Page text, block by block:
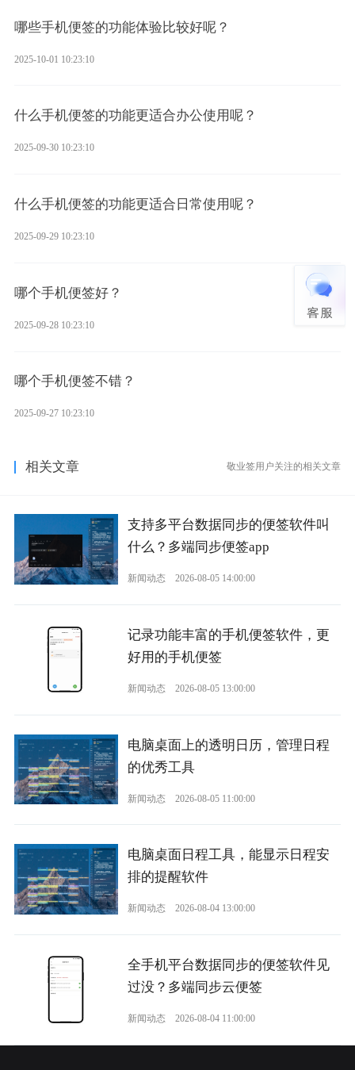
哪些手机便签的功能体验比较好呢？
2025-10-01 10:23:10
什么手机便签的功能更适合办公使用呢？
2025-09-30 10:23:10
什么手机便签的功能更适合日常使用呢？
2025-09-29 10:23:10
哪个手机便签好？
2025-09-28 10:23:10
哪个手机便签不错？
2025-09-27 10:23:10
相关文章 敬业签用户关注的相关文章
支持多平台数据同步的便签软件叫
什么？多端同步便签app
新闻动态 2026-08-05 14:00:00
记录功能丰富的手机便签软件，更
好用的手机便签
新闻动态 2026-08-05 13:00:00
电脑桌面上的透明日历，管理日程
的优秀工具
新闻动态 2026-08-05 11:00:00
电脑桌面日程工具，能显示日程安
排的提醒软件
新闻动态 2026-08-04 13:00:00
全手机平台数据同步的便签软件见
过没？多端同步云便签
新闻动态 2026-08-04 11:00:00